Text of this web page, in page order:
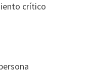
crítico